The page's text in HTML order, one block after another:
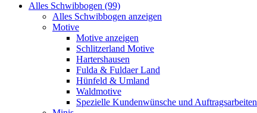
Alles Schwibbogen (99)
Alles Schwibbogen anzeigen
Motive
Motive anzeigen
Schlitzerland Motive
Hartershausen
Fulda & Fuldaer Land
Hünfeld & Umland
Waldmotive
Spezielle Kundenwünsche und Auftragsarbeiten